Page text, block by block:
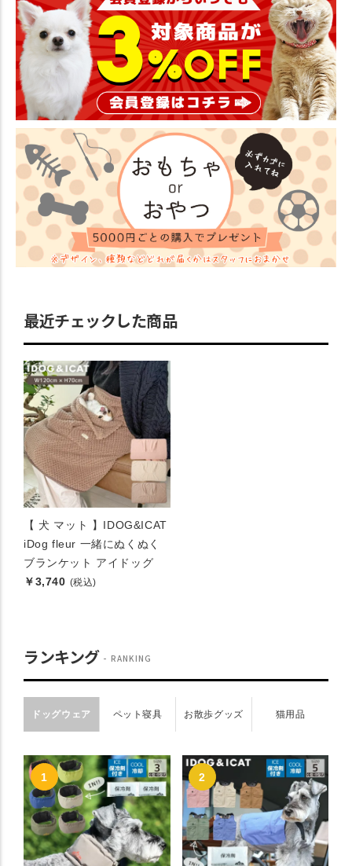
最近チェックした商品
【 犬 マット 】IDOG&ICAT
iDog fleur 一緒にぬくぬく
ブランケット アイドッグ
￥3,740 (税込)
ランキング RANKING
ドッグウェア ペット寝具 お散歩グッズ 猫用品